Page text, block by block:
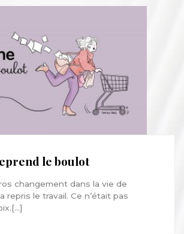
le boulot
changement dans la vie de
repris le travail. Ce n’était pas